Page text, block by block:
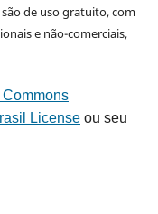
de uso gratuito, com
e não-comerciais,
Licenseou seu